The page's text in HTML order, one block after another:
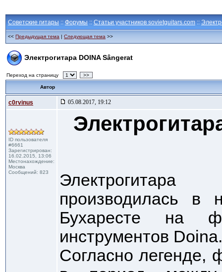
Советские гитары :: Форумы :: Статьи участников sovietguitars.com ::
<< Предыдущая тема | Следующая тема >>
Электрогитара DOINA Sângerat
Переход на страницу >>
Автор
c0rvinus 05.08.2017, 19:12
ID пользователя
#6661
Зарегистрирован:
16.02.2015, 13:06
Местонахождение:
Москва
Сообщений: 823
производилась в
Бухаресте на
инструментов Doina.
Согласно легенде,